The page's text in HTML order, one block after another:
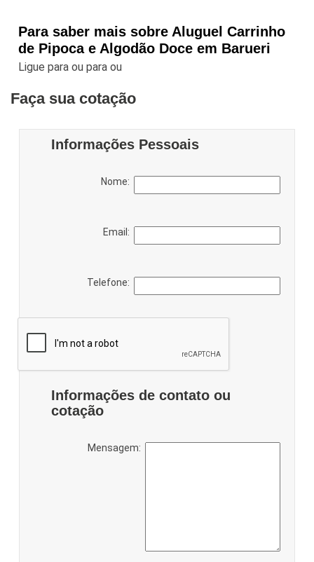
Para saber mais sobre Aluguel Carrinho
de Pipoca e Algodão Doce em Barueri
Ligue paraou paraou
Faça sua cotação
Informações Pessoais
Nome:
Email:
Telefone:
Informações de contato ou
cotação
Mensagem: